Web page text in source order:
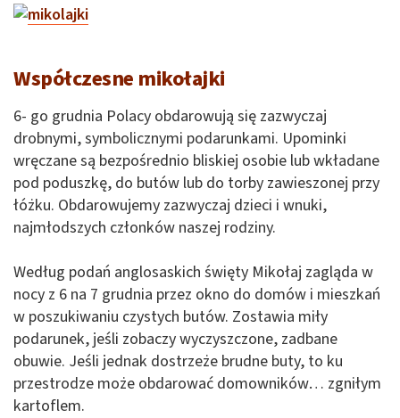
Współczesne mikołajki
6- go grudnia Polacy obdarowują się zazwyczaj
drobnymi, symbolicznymi podarunkami. Upominki
wręczane są bezpośrednio bliskiej osobie lub wkładane
pod poduszkę, do butów lub do torby zawieszonej przy
łóżku. Obdarowujemy zazwyczaj dzieci i wnuki,
najmłodszych członków naszej rodziny.
Według podań anglosaskich święty Mikołaj zagląda w
nocy z 6 na 7 grudnia przez okno do domów i mieszkań
w poszukiwaniu czystych butów. Zostawia miły
podarunek, jeśli zobaczy wyczyszczone, zadbane
obuwie. Jeśli jednak dostrzeże brudne buty, to ku
przestrodze może obdarować domowników… zgniłym
kartoflem.